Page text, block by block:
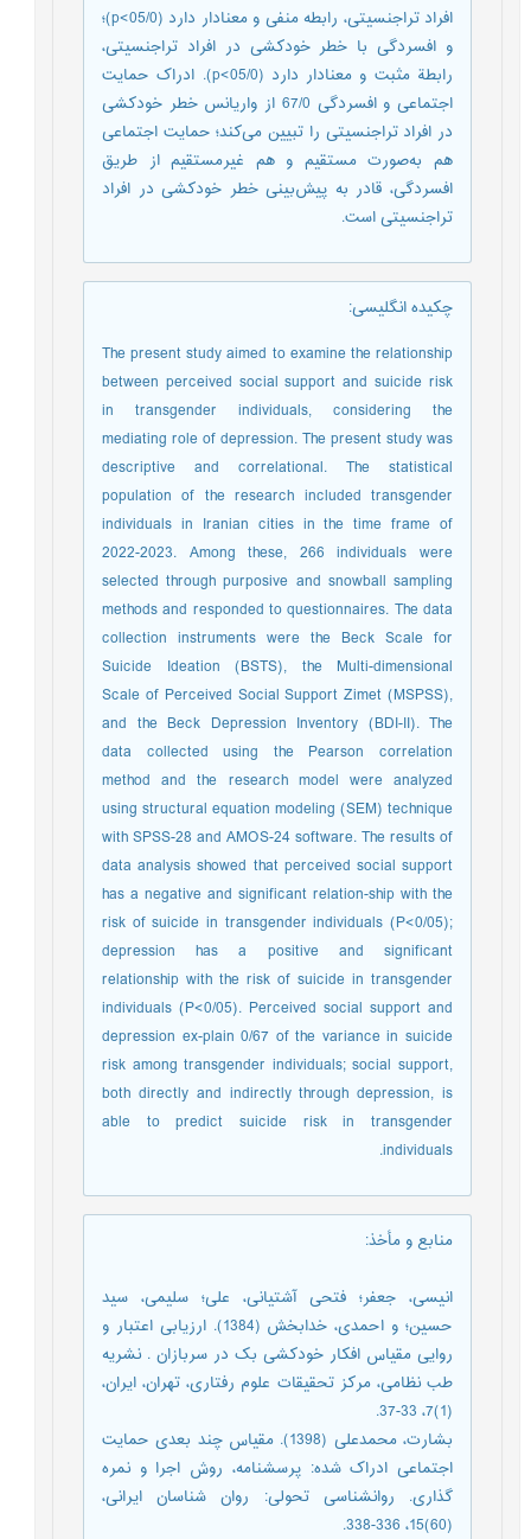
افراد تراجنسیتی، رابطه منفی و معنادار دارد (05/0>p)؛
و افسردگی با خطر خودکشی در افراد تراجنسیتی،
رابطة مثبت و معنادار دارد (05/0>p). ادراک حمایت
اجتماعی و افسردگی 67/0 از واریانس خطر خودکشی
در افراد تراجنسیتی را تبیین می‌کند؛ حمایت اجتماعی
هم به‌صورت مستقیم و هم غیرمستقیم از طریق
افسردگی، قادر به پیش‌بینی خطر خودکشی در افراد
تراجنسیتی است.
چکیده انگلیسی:
The present study aimed to examine the relationship
between perceived social support and suicide risk
in transgender individuals, considering the
mediating role of depression. The present study was
descriptive and correlational. The statistical
population of the research included transgender
individuals in Iranian cities in the time frame of
2022-2023. Among these, 266 individuals were
selected through purposive and snowball sampling
methods and responded to questionnaires. The data
collection instruments were the Beck Scale for
Suicide Ideation (BSTS), the Multi-dimensional
Scale of Perceived Social Support Zimet (MSPSS),
and the Beck Depression Inventory (BDI-II). The
data collected using the Pearson correlation
method and the research model were analyzed
using structural equation modeling (SEM) technique
with SPSS-28 and AMOS-24 software. The results of
data analysis showed that perceived social support
has a negative and significant relation-ship with the
risk of suicide in transgender individuals (P<0/05);
depression has a positive and significant
relationship with the risk of suicide in transgender
individuals (P<0/05). Perceived social support and
depression ex-plain 0/67 of the variance in suicide
risk among transgender individuals; social support,
both directly and indirectly through depression, is
able to predict suicide risk in transgender
individuals.
منابع و مأخذ:
انیسی، جعفر؛ فتحی آشتیانی، علی؛ سلیمی، سید
حسین؛ و احمدی، خدابخش (1384). ارزیابی اعتبار و
روایی مقیاس افکار خودکشی بک در سربازان . نشریه
طب نظامی، مرکز تحقیقات علوم رفتاری، تهران، ایران،
بشارت، محمدعلی (1398). مقیاس چند بعدی حمایت
اجتماعی ادراک شده: پرسشنامه، روش اجرا و نمره
گذاری. روانشناسی تحولی: روان شناسان ایرانی،